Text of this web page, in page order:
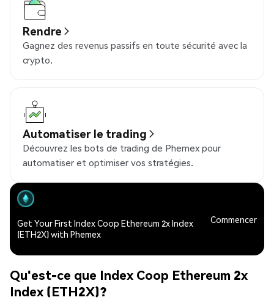
Rendre
Gagnez des revenus passifs en toute sécurité avec la
crypto.
Automatiser le trading
Découvrez les bots de trading de Phemex pour
automatiser et optimiser vos stratégies.
Get Your First Index Coop Ethereum 2x Index
(ETH2X) with Phemex
Commencer
Qu'est-ce que Index Coop Ethereum 2x
Index (ETH2X)?